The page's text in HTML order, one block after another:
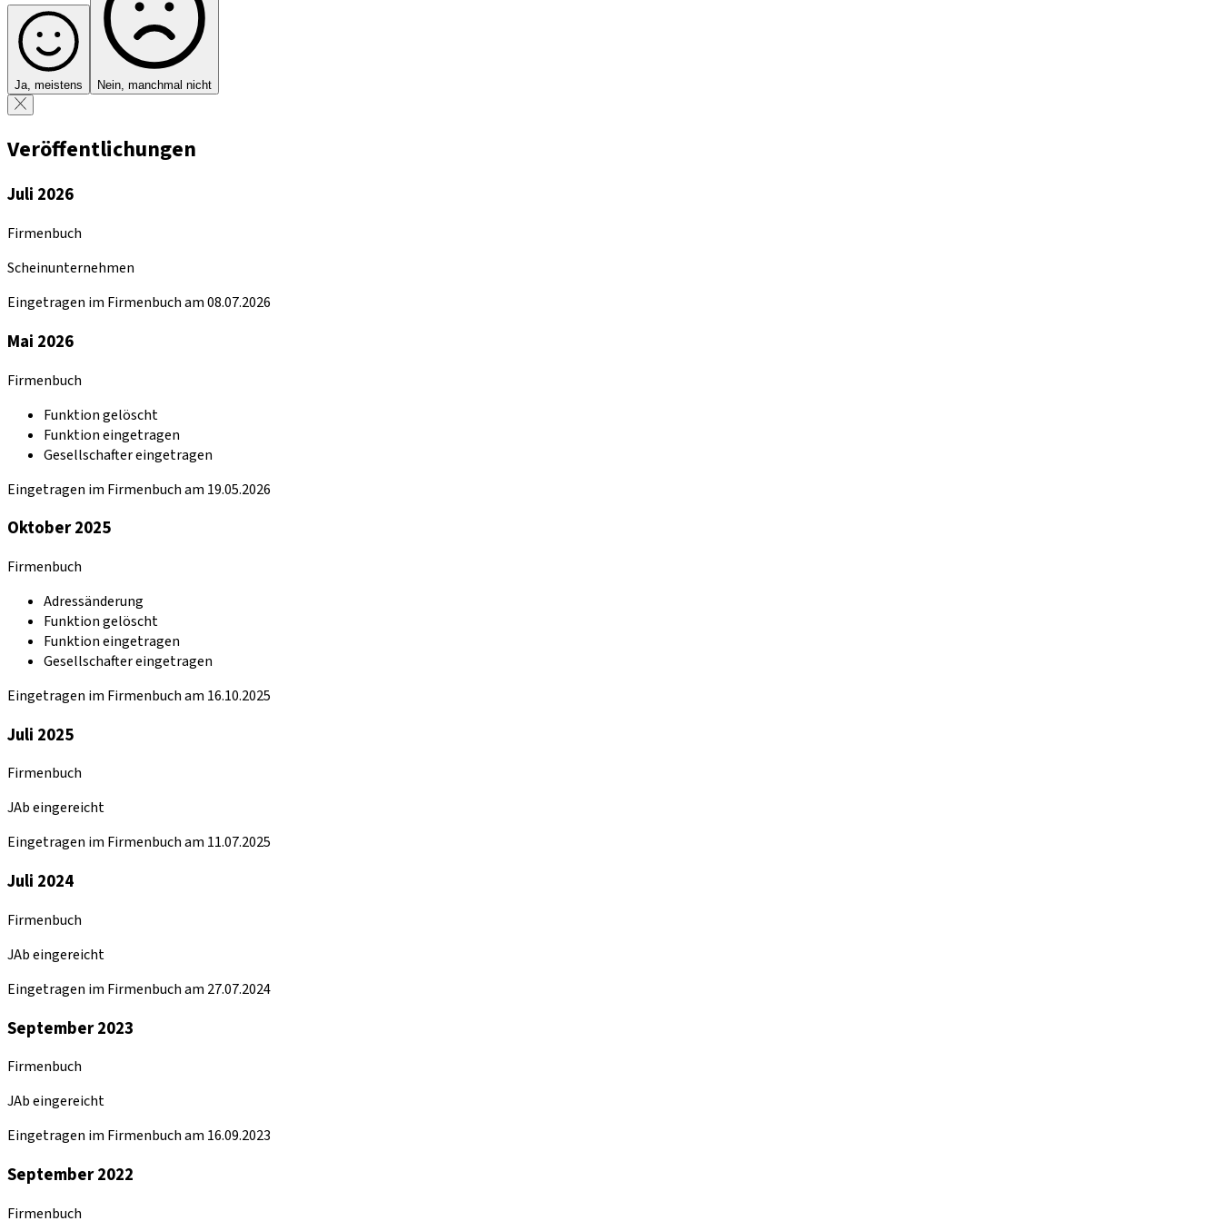
Ja, meistens Nein, manchmal nicht
Veröffentlichungen
Juli 2026
Firmenbuch
Scheinunternehmen
Eingetragen im Firmenbuch am 08.07.2026
Mai 2026
Firmenbuch
Funktion gelöscht
Funktion eingetragen
Gesellschafter eingetragen
Eingetragen im Firmenbuch am 19.05.2026
Oktober 2025
Firmenbuch
Adressänderung
Funktion gelöscht
Funktion eingetragen
Gesellschafter eingetragen
Eingetragen im Firmenbuch am 16.10.2025
Juli 2025
Firmenbuch
JAb eingereicht
Eingetragen im Firmenbuch am 11.07.2025
Juli 2024
Firmenbuch
JAb eingereicht
Eingetragen im Firmenbuch am 27.07.2024
September 2023
Firmenbuch
JAb eingereicht
Eingetragen im Firmenbuch am 16.09.2023
September 2022
Firmenbuch